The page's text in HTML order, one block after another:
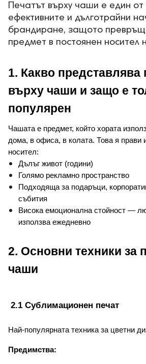
Печатът върху чаши е един
ефективните и дълготрайни
брандиране, защото
предмет в постоянен носител
1. Какво представлява
върху чаши и защо е
популярен
Чашата е предмет, който хората
дома, в офиса, в колата. Това я прави
носител:
Дълъг живот (години)
Голямо рекламно пространство
Подходяща за подаръци,
събития
Висока емоционална стойност —
използва ежедневно
2. Основни техники за
чаши
2.1 Сублимационен печат
Най-популярната техника за цветни
Предимства: